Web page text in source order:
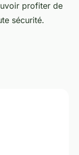
profiter de
sécurité.